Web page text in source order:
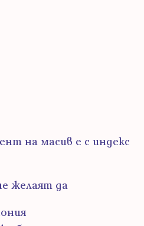
на масив е с индекс
желаят да